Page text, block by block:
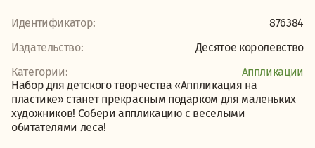
Идентификатор:
876384
Издательство:
Десятое королевство
Категории:
Аппликации
Набор для детского творчества «Аппликация на
пластике» станет прекрасным подарком для маленьких
художников! Собери аппликацию с веселыми
обитателями леса!